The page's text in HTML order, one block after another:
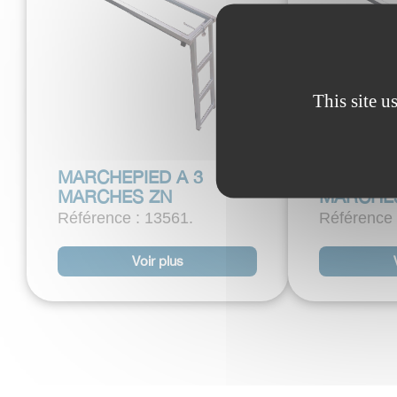
MARCHEPIED A 3
MARCHES ZN
Référence : 13561.
Voir plus
This site